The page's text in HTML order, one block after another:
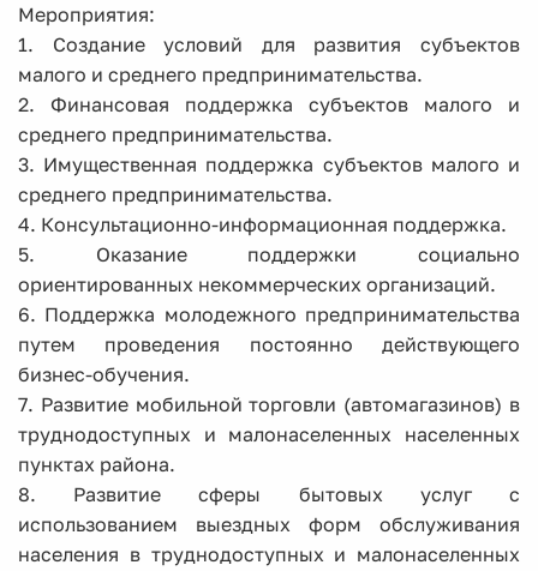
Мероприятия:
1. Создание условий для развития субъектов
малого и среднего предпринимательства.
2. Финансовая поддержка субъектов малого и
среднего предпринимательства.
3. Имущественная поддержка субъектов малого и
среднего предпринимательства.
4. Консультационно-информационная поддержка.
5. Оказание поддержки социально
ориентированных некоммерческих организаций.
6. Поддержка молодежного предпринимательства
путем проведения постоянно действующего
бизнес-обучения.
7. Развитие мобильной торговли (автомагазинов) в
труднодоступных и малонаселенных населенных
пунктах района.
8. Развитие сферы бытовых услуг с
использованием выездных форм обслуживания
населения в труднодоступных и малонаселенных